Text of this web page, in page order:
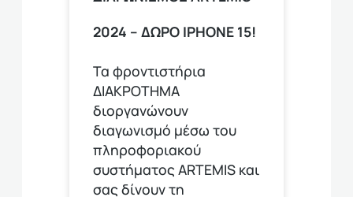
2024 – ΔΩΡΟ IPHONE 15!
Τα φροντιστήρια
ΔΙΑΚΡΟΤΗΜΑ
διοργανώνουν
διαγωνισμό μέσω του
πληροφοριακού
συστήματος ARTEMIS και
σας δίνουν τη